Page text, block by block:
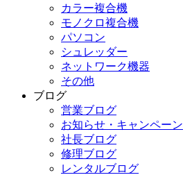
カラー複合機
モノクロ複合機
パソコン
シュレッダー
ネットワーク機器
その他
ブログ
営業ブログ
お知らせ・キャンペーン
社長ブログ
修理ブログ
レンタルブログ